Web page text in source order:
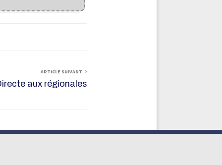
ARTICLE SUIVANT
aux régionales